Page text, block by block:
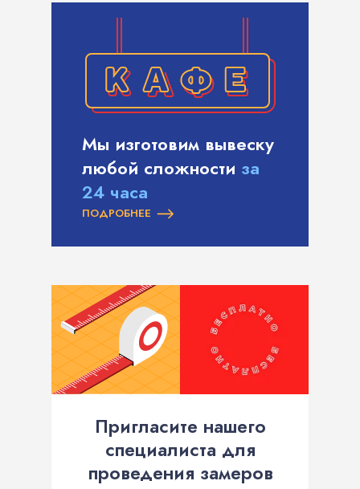
Мы изготовим вывеску
любой сложности за
24 часа
ПОДРОБНЕЕ
Пригласите нашего
специалиста для
проведения замеров